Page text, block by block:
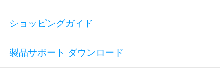
ショッピングガイド
製品サポート ダウンロード